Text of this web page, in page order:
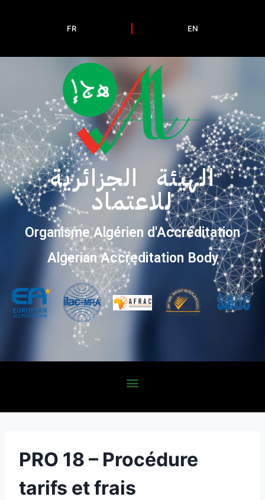
FR EN
الهيئة الجزائرية
للاعتماد
Organisme Algérien d'Accréditation
Algerian Accreditation Body
PRO 18 – Procédure
tarifs et frais